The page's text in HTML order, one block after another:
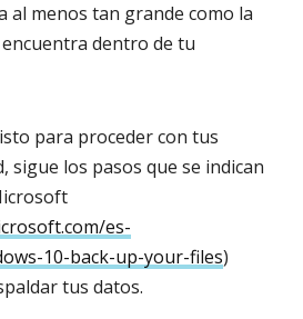
al menos tan grande como la
dentro de tu
para proceder con tus
sigue los pasos que se indican
es-
10-back-up-your-files)
tus datos.